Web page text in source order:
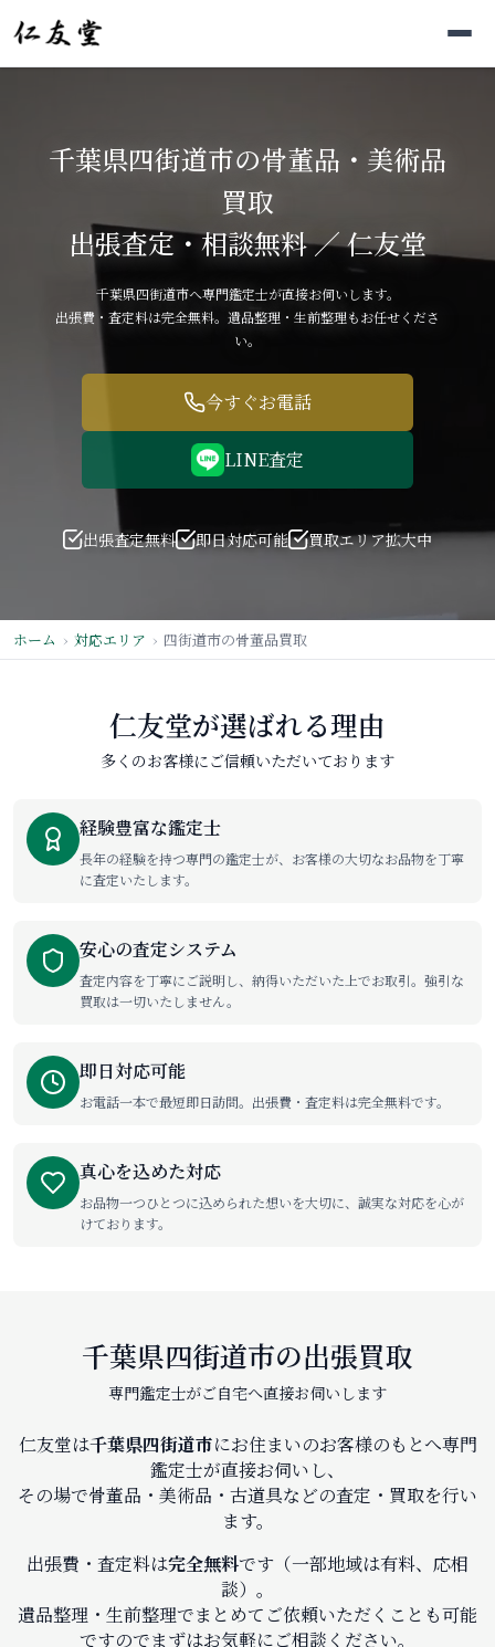
千葉県四街道市の骨董品・美術品
買取
出張査定・相談無料 ／ 仁友堂
千葉県四街道市へ専門鑑定士が直接お伺いします。
出張費・査定料は完全無料。遺品整理・生前整理もお任せくださ
い。
今すぐお電話
LINE査定
出張査定無料 即日対応可能 買取エリア拡大中
ホーム 対応エリア 四街道市の骨董品買取
仁友堂が選ばれる理由
多くのお客様にご信頼いただいております
経験豊富な鑑定士
長年の経験を持つ専門の鑑定士が、お客様の大切なお品物を丁寧
に査定いたします。
安心の査定システム
査定内容を丁寧にご説明し、納得いただいた上でお取引。強引な
買取は一切いたしません。
即日対応可能
お電話一本で最短即日訪問。出張費・査定料は完全無料です。
真心を込めた対応
お品物一つひとつに込められた想いを大切に、誠実な対応を心が
けております。
千葉県四街道市の出張買取
専門鑑定士がご自宅へ直接お伺いします
仁友堂は千葉県四街道市にお住まいのお客様のもとへ専門
鑑定士が直接お伺いし、
その場で骨董品・美術品・古道具などの査定・買取を行い
ます。
出張費・査定料は完全無料です（一部地域は有料、応相
談）。
遺品整理・生前整理でまとめてご依頼いただくことも可能
ですのでまずはお気軽にご相談ください。